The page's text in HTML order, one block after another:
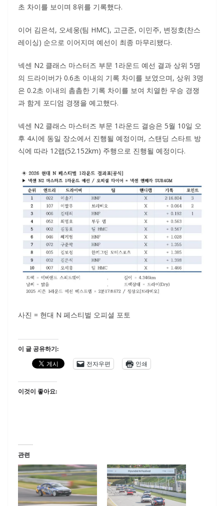
초 차이를 보이며 8위를 기록했다.
이어 김은석, 오세웅(팀 HMC), 고근준, 이민주, 변정호(찬스
레이싱) 순으로 이어지며 예선이 최종 마무리됐다.
넥센 N2 클래스 마스터즈 부문 1라운드 예선 결과 상위 5명
의 드라이버가 0.6초 이내의 기록 차이를 보였으며, 상위 3명
은 0.2초 이내의 촘촘한 기록 차이를 보여 치열한 우승 경쟁
과 함게 포디엄 경쟁을 예고했다.
넥센 N2 클래스 마스터즈 부문 1라운드 결승은 5월 10일 오
후 4시에 동일 장소에서 진행될 예정이며, 스탠딩 스타트 방
식에 따라 12랩(52.152km) 주행으로 진행될 예정이다.
사진 = 현대 N 페스티벌 오피셜 포토
이 글 공유하기:
전자우편
인쇄
이것이 좋아요:
관련